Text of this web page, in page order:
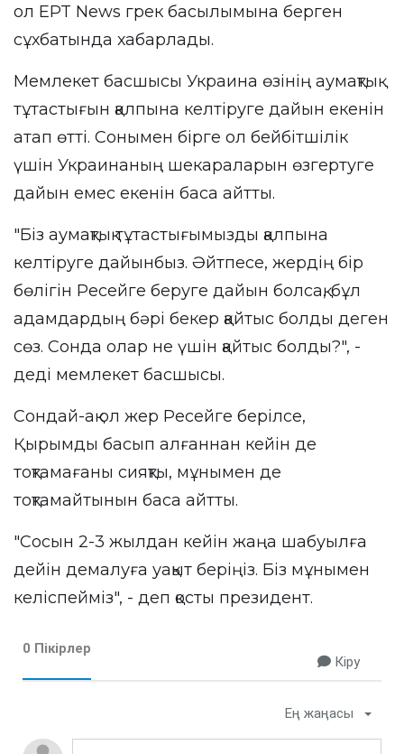
ол EPT News грек басылымына берген
сұхбатында хабарлады.
Мемлекет басшысы Украина өзінің аумақтық
тұтастығын қалпына келтіруге дайын екенін
атап өтті. Сонымен бірге ол бейбітшілік
үшін Украинаның шекараларын өзгертуге
дайын емес екенін баса айтты.
"Біз аумақтық тұтастығымызды қалпына
келтіруге дайынбыз. Әйтпесе, жердің бір
бөлігін Ресейге беруге дайын болсақ, бұл
адамдардың бәрі бекер қайтыс болды деген
сөз. Сонда олар не үшін қайтыс болды?", -
деді мемлекет басшысы.
Сондай-ақ ол жер Ресейге берілсе,
Қырымды басып алғаннан кейін де
тоқтамағаны сияқты, мұнымен де
тоқтамайтынын баса айтты.
"Сосын 2-3 жылдан кейін жаңа шабуылға
дейін демалуға уақыт беріңіз. Біз мұнымен
келіспейміз", - деп қосты президент.
0 Пікірлер
Кіру
Ең жаңасы